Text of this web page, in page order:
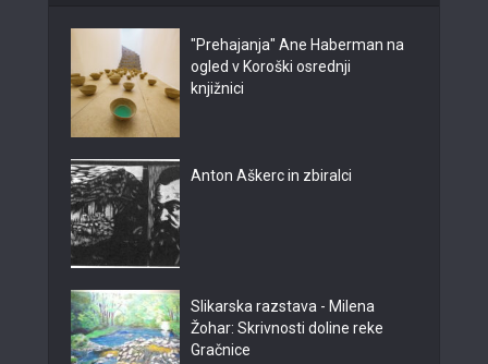
"Prehajanja" Ane Haberman na
ogled v Koroški osrednji
knjižnici
Anton Aškerc in zbiralci
Slikarska razstava - Milena
Žohar: Skrivnosti doline reke
Gračnice